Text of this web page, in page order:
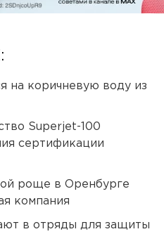
на коричневую воду из
Superjet-100
сертификации
роще в Оренбурге
компания
в отряды для защиты